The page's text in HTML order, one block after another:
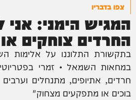
צפו בדבריו
המגיש הימני: אני
החרדים צוחקים
בתקשורת התלוננו על אלימות
במחאות השמאל • זמרי
חרדים, אתיופים, מתנחלים
בוכים או מתפקעים מצחוק"